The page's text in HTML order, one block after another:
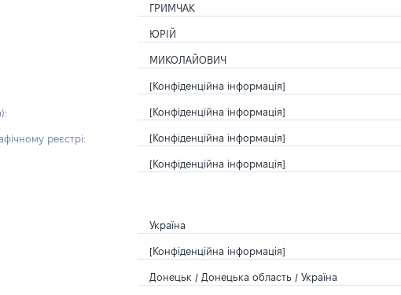
ГРИМЧАК
ЮРІЙ
МИКОЛАЙОВИЧ
[Конфіденційна інформація]
[Конфіденційна інформація]
реєстрі: [Конфіденційна інформація]
[Конфіденційна інформація]
Україна
[Конфіденційна інформація]
Донецьк / Донецька область / Україна